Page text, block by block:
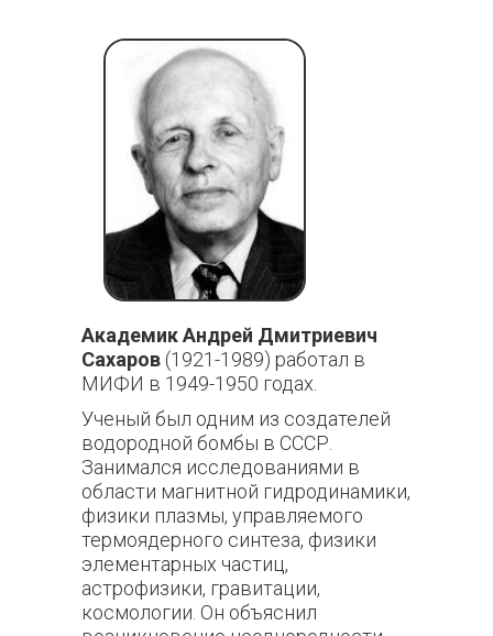
Академик Андрей Дмитриевич
Сахаров (1921-1989) работал в
МИФИ в 1949-1950 годах.
Ученый был одним из создателей
водородной бомбы в СССР.
Занимался исследованиями в
области магнитной гидродинамики,
физики плазмы, управляемого
термоядерного синтеза, физики
элементарных частиц,
астрофизики, гравитации,
космологии. Он объяснил